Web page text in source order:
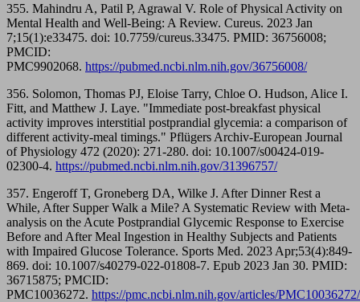
355. Mahindru A, Patil P, Agrawal V. Role of Physical Activity on
Mental Health and Well-Being: A Review. Cureus. 2023 Jan
7;15(1):e33475. doi: 10.7759/cureus.33475. PMID: 36756008;
PMCID:
PMC9902068. https://pubmed.ncbi.nlm.nih.gov/36756008/
356. Solomon, Thomas PJ, Eloise Tarry, Chloe O. Hudson, Alice I.
Fitt, and Matthew J. Laye. "Immediate post-breakfast physical
activity improves interstitial postprandial glycemia: a comparison of
different activity-meal timings." Pflügers Archiv-European Journal
of Physiology 472 (2020): 271-280. doi: 10.1007/s00424-019-
02300-4. https://pubmed.ncbi.nlm.nih.gov/31396757/
357. Engeroff T, Groneberg DA, Wilke J. After Dinner Rest a
While, After Supper Walk a Mile? A Systematic Review with Meta-
analysis on the Acute Postprandial Glycemic Response to Exercise
Before and After Meal Ingestion in Healthy Subjects and Patients
with Impaired Glucose Tolerance. Sports Med. 2023 Apr;53(4):849-
869. doi: 10.1007/s40279-022-01808-7. Epub 2023 Jan 30. PMID:
36715875; PMCID:
PMC10036272. https://pmc.ncbi.nlm.nih.gov/articles/PMC10036272/